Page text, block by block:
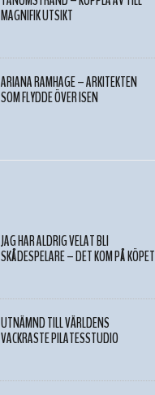
MAGNIFIK UTSIKT
ARIANA RAMHAGE – ARKITEKTEN
SOM FLYDDE ÖVER ISEN
JAG HAR ALDRIG VELAT BLI
SKÅDESPELARE – DET KOM PÅ KÖPET
UTNÄMND TILL VÄRLDENS
VACKRASTE PILATESSTUDIO